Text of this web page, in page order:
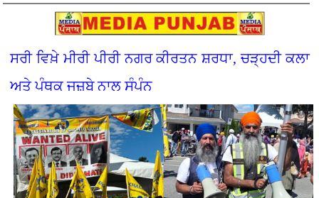
ਸਰੀ ਵਿਖ਼ੇ ਮੀਰੀ ਪੀਰੀ ਨਗਰ ਕੀਰਤਨ ਸ਼ਰਧਾ, ਚੜ੍ਹਦੀ ਕਲਾ
ਅਤੇ ਪੰਥਕ ਜਜ਼ਬੇ ਨਾਲ ਸੰਪੰਨ